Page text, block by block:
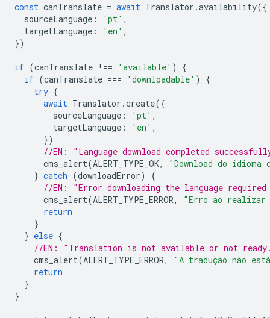
const canTranslate = await Translator .availability({
sourceLanguage : 'pt' ,
targetLanguage : 'en' ,
})
if (canTranslate !== 'available' )
{
if (canTranslate === 'downloadable' )
{
try {
await Translator .create({
sourceLanguage : 'pt' ,
targetLanguage : 'en' ,
})
//EN: "Language download completed
cms_alert(ALERT_TYPE_OK,
"Download do idioma
} catch (downloadError)
{
//EN: "Error downloading the language
cms_alert(ALERT_TYPE_ERROR,
"Erro ao realizar
return
}
} else {
//EN: "Translation is not available or not
cms_alert(ALERT_TYPE_ERROR,
"A tradução não
return
}
}